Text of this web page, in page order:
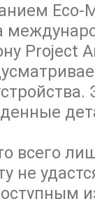
Eco-
Project
всего
не